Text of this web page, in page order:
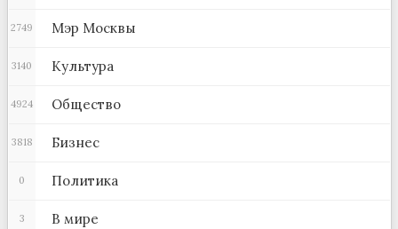
Мэр Москвы
2749
Культура
3140
Общество
4924
Бизнес
3818
Политика
0
В мире
3